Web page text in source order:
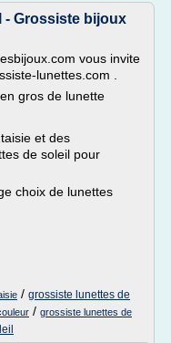
- Grossiste bijoux
vous invite
lunettes.com .
gros de lunette
et des
de soleil pour
choix de lunettes
/ grossiste lunettes de
/ grossiste lunettes de